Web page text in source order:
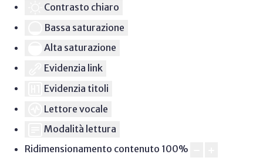
Contrasto chiaro
Bassa saturazione
Alta saturazione
Evidenzia link
Evidenzia titoli
Lettore vocale
Modalità lettura
Ridimensionamento contenuto 100%